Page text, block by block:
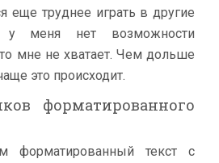
еще труднее играть в другие
у меня нет возможности
мне не хватает. Чем дольше
это происходит.
форматированного
форматированный текст с